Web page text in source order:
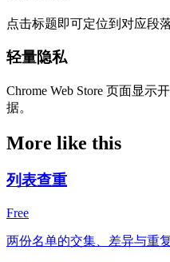
点击标题即可定位到对应段
轻量隐私
Chrome Web Store 页面显示
据。
More like this
列表查重
Free
两份名单的交集、差异与重